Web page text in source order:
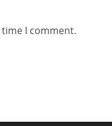
I comment.